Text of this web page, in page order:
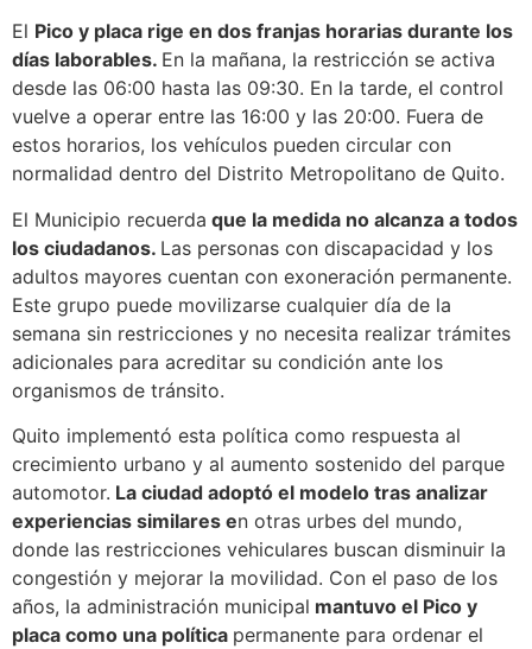
El Pico y placa rige en dos franjas horarias durante los
días laborables. En la mañana, la restricción se activa
desde las 06:00 hasta las 09:30. En la tarde, el control
vuelve a operar entre las 16:00 y las 20:00. Fuera de
estos horarios, los vehículos pueden circular con
normalidad dentro del Distrito Metropolitano de Quito.
El Municipio recuerda que la medida no alcanza a todos
los ciudadanos. Las personas con discapacidad y los
adultos mayores cuentan con exoneración permanente.
Este grupo puede movilizarse cualquier día de la
semana sin restricciones y no necesita realizar trámites
adicionales para acreditar su condición ante los
organismos de tránsito.
Quito implementó esta política como respuesta al
crecimiento urbano y al aumento sostenido del parque
automotor. La ciudad adoptó el modelo tras analizar
experiencias similares en otras urbes del mundo,
donde las restricciones vehiculares buscan disminuir la
congestión y mejorar la movilidad. Con el paso de los
años, la administración municipal mantuvo el Pico y
placa como una política permanente para ordenar el